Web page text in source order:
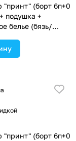
"принт" (борт 6п+0
подушка +
белье (бязь/
"принт" (борт 6п+0